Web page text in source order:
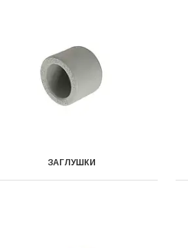
ЗАГЛУШКИ